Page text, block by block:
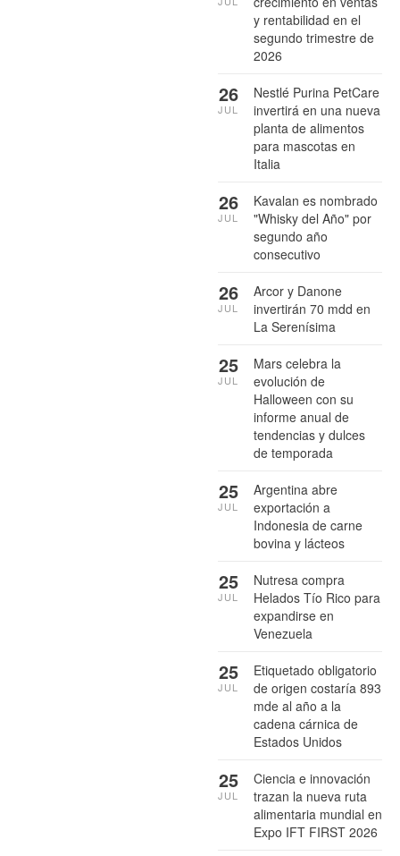
y rentabilidad en el
segundo trimestre de
2026
Nestlé Purina PetCare
invertirá en una nueva
planta de alimentos
para mascotas en
Italia
26
JUL
Kavalan es nombrado
"Whisky del Año" por
segundo año
consecutivo
26
JUL
Arcor y Danone
invertirán 70 mdd en
La Serenísima
26
JUL
Mars celebra la
evolución de
Halloween con su
informe anual de
tendencias y dulces
de temporada
25
JUL
Argentina abre
exportación a
Indonesia de carne
bovina y lácteos
25
JUL
Nutresa compra
Helados Tío Rico para
expandirse en
Venezuela
25
JUL
Etiquetado obligatorio
de origen costaría 893
mde al año a la
cadena cárnica de
Estados Unidos
25
JUL
Ciencia e innovación
trazan la nueva ruta
alimentaria mundial en
Expo IFT FIRST 2026
25
JUL